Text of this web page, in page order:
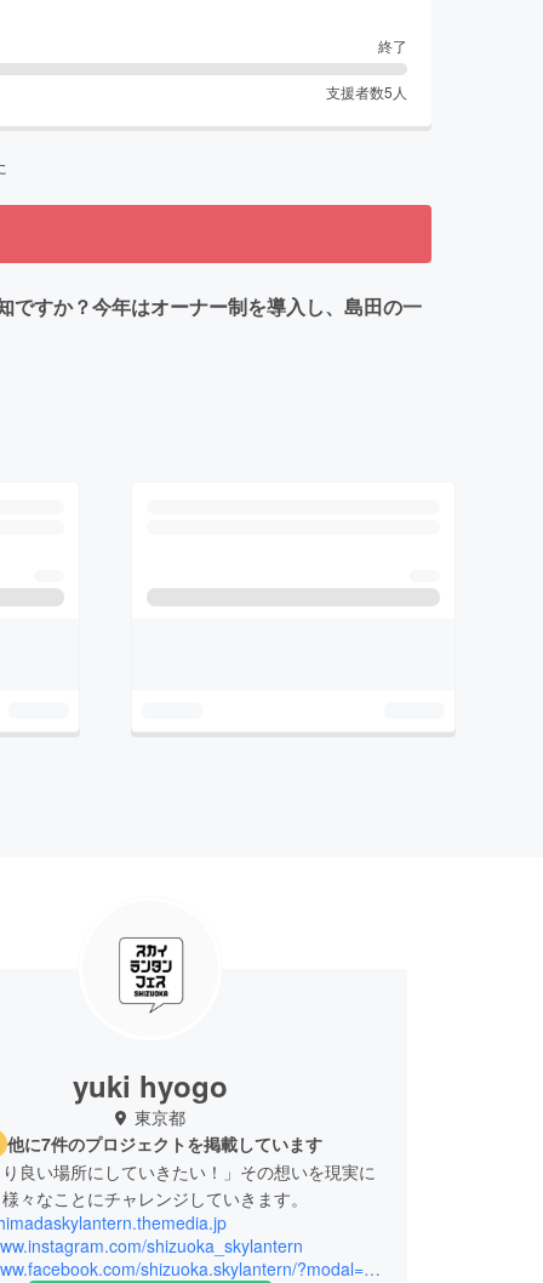
終了
支援者数5 人
ですか？今年はオーナー制を導入し、島田の一
yuki hyogo
東京都
他に7件のプロジェクトを掲載しています
良い場所にしていきたい！」その想いを現実に
々なことにチャレンジしていきます。
shizuoka_skylantern
https://www.facebook.com/shizuoka.skylantern/?modal=admin_todo_tour